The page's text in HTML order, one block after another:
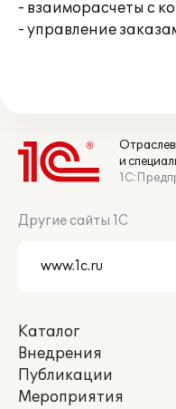
- взаиморасчеты с
- управление
и
Другие сайты 1С
Каталог
Внедрения
Публикации
Мероприятия